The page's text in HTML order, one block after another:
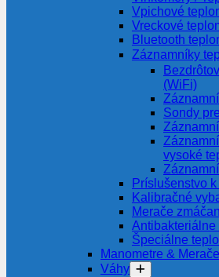
Vpichové
Vreckové
Bluetooth
Záznamníky
(WiFi)
Sondy
vysoké
Príslušenstvo
Kalibračné
Merače
Antibakteriálne
Špeciálne
Manometre &
Váhy